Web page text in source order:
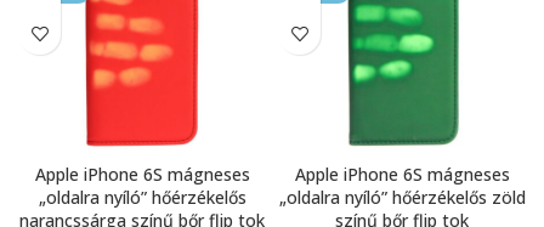
Apple iPhone 6S mágneses
„oldalra nyíló” hőérzékelős
narancssárga színű bőr flip tok
Apple iPhone 6S mágneses
„oldalra nyíló” hőérzékelős zöld
színű bőr flip tok